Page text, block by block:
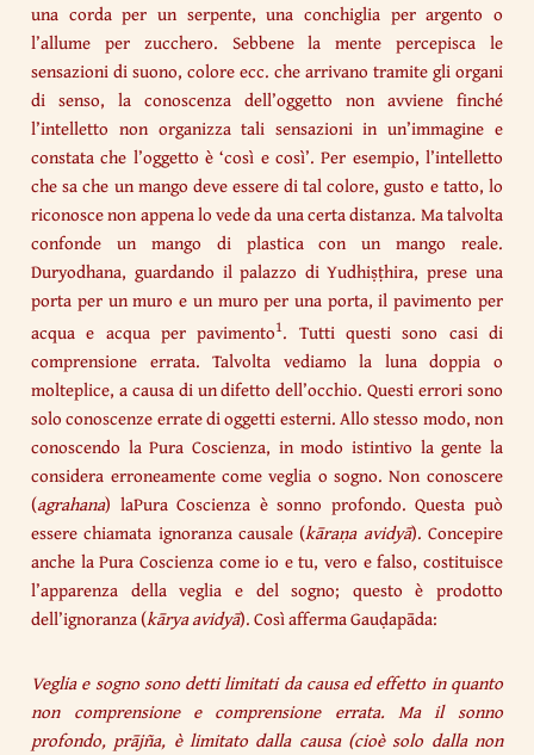
una corda per un serpente, una conchiglia per argento o
l’allume per zucchero. Sebbene la mente percepisca le
sensazioni di suono, colore ecc. che arrivano tramite gli organi
di senso, la conoscenza dell’oggetto non avviene finché
l’intelletto non organizza tali sensazioni in un’immagine e
constata che l’oggetto è ‘così e così’. Per esempio, l’intelletto
che sa che un mango deve essere di tal colore, gusto e tatto, lo
riconosce non appena lo vede da una certa distanza. Ma talvolta
confonde un mango di plastica con un mango reale.
Duryodhana, guardando il palazzo di Yudhiṣṭhira, prese una
porta per un muro e un muro per una porta, il pavimento per
acqua e acqua per pavimento1. Tutti questi sono casi di
comprensione errata. Talvolta vediamo la luna doppia o
molteplice, a causa di un difetto dell’occhio. Questi errori sono
solo conoscenze errate di oggetti esterni. Allo stesso modo, non
conoscendo la Pura Coscienza, in modo istintivo la gente la
considera erroneamente come veglia o sogno. Non conoscere
(agrahana) laPura Coscienza è sonno profondo. Questa può
essere chiamata ignoranza causale (kāraṇa avidyā). Concepire
anche la Pura Coscienza come io e tu, vero e falso, costituisce
l’apparenza della veglia e del sogno; questo è prodotto
dell’ignoranza (kārya avidyā). Così afferma Gauḍapāda:
Veglia e sogno sono detti limitati da causa ed effetto in quanto
non comprensione e comprensione errata. Ma il sonno
profondo, prājña, è limitato dalla causa (cioè solo dalla non